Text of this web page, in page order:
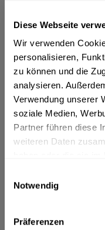
Diese Webseite
Wir verwenden
personalisieren,
zu können und die
analysieren.
Verwendung unserer
soziale Medien,
Partner führen diese
weiteren Daten
Notwendig
Präferenzen
Nohra, Ottstedt am
Döllstädt, Gierstädt/
Döbritschen,
Hohlstedt, Kiliansroda,
Lehnstedt, Magdala,
Elleben, Elxleben,
Gräfenhain, Herrenhof,
Kleinmölsen,
Klettbach, Rockhausen,
Beschreibung
Fragen zum Artikel?